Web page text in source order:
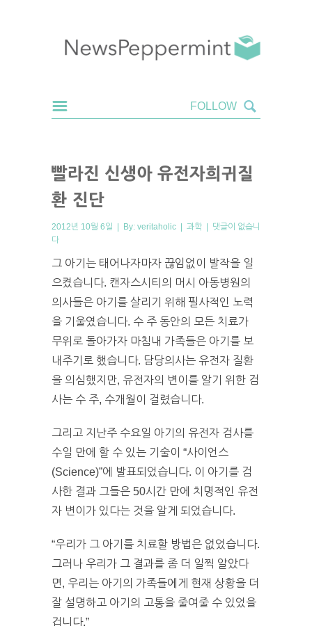
빨라진 신생아 유전자희귀질
환 진단
2012년 10월 6일 | By: veritaholic | 과학 | 댓글이 없습니
다
그 아기는 태어나자마자 끊임없이 발작을 일
으켰습니다. 캔자스시티의 머시 아동병원의
의사들은 아기를 살리기 위해 필사적인 노력
을 기울였습니다. 수 주 동안의 모든 치료가
무위로 돌아가자 마침내 가족들은 아기를 보
내주기로 했습니다. 담당의사는 유전자 질환
을 의심했지만, 유전자의 변이를 알기 위한 검
사는 수 주, 수개월이 걸렸습니다.
그리고 지난주 수요일 아기의 유전자 검사를
수일 만에 할 수 있는 기술이 “사이언스
(Science)”에 발표되었습니다. 이 아기를 검
사한 결과 그들은 50시간 만에 치명적인 유전
자 변이가 있다는 것을 알게 되었습니다.
“우리가 그 아기를 치료할 방법은 없었습니다.
그러나 우리가 그 결과를 좀 더 일찍 알았다
면, 우리는 아기의 가족들에게 현재 상황을 더
잘 설명하고 아기의 고통을 줄여줄 수 있었을
겁니다.”